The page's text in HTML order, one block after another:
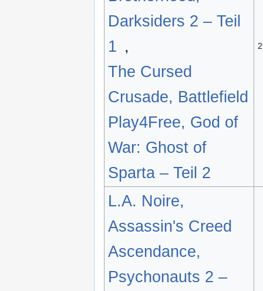
Darksiders 2 – Teil
1 ,
The Cursed
Crusade, Battlefield
Play4Free, God of
War: Ghost of
Sparta – Teil 2
L.A. Noire,
Assassin's Creed
Ascendance,
Psychonauts 2 –